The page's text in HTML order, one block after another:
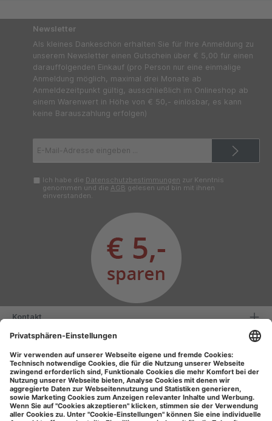
Newsletter
Als kleines Dankeschön erhalten Sie für Ihre Anmeldung zu
unserem Newsletter einen Gutschein über € 5,00 für einen
darauffolgenden Einkauf (pro Person nur eine einmalige
Anmeldung möglich, maximal drei Monate ab
Anmeldezeitpunkt gültig, ausschließlich im Onlineshop ab
einem Warenwert in Höhe von € 50,- einlösbar, es kann
keine Barauszahlung erfolgen)
Mail-
Ich habe die Datenschutzbestimmungen zur Kenntnis
genommen und die AGB gelesen und bin mit ihnen
einverstanden.
Kontakt
Serviceinformationen
Informationen
Unsere Vorteile
Versandarten